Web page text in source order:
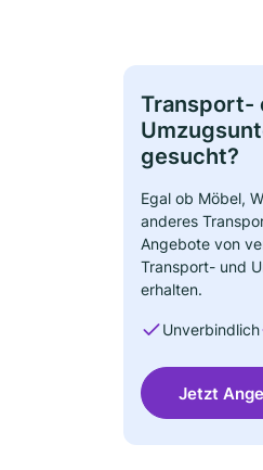
Transport-
gesucht?
Egal ob Möbel,
anderes
Angebote von
Transport- und
erhalten.
Unverbindlich
Jetzt